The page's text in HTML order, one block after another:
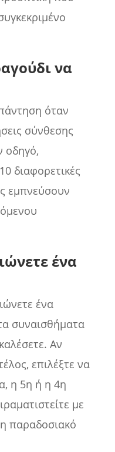
να
όταν
σύνθεσης
οδηγό,
διαφορετικές
εμπνεύσουν
ένα
ένα
συναισθήματα
Αν
επιλέξτε να
η 5η ή η 4η
με
παραδοσιακό